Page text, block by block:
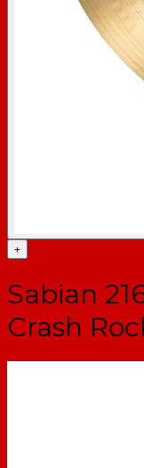
+
Sabian
Crash